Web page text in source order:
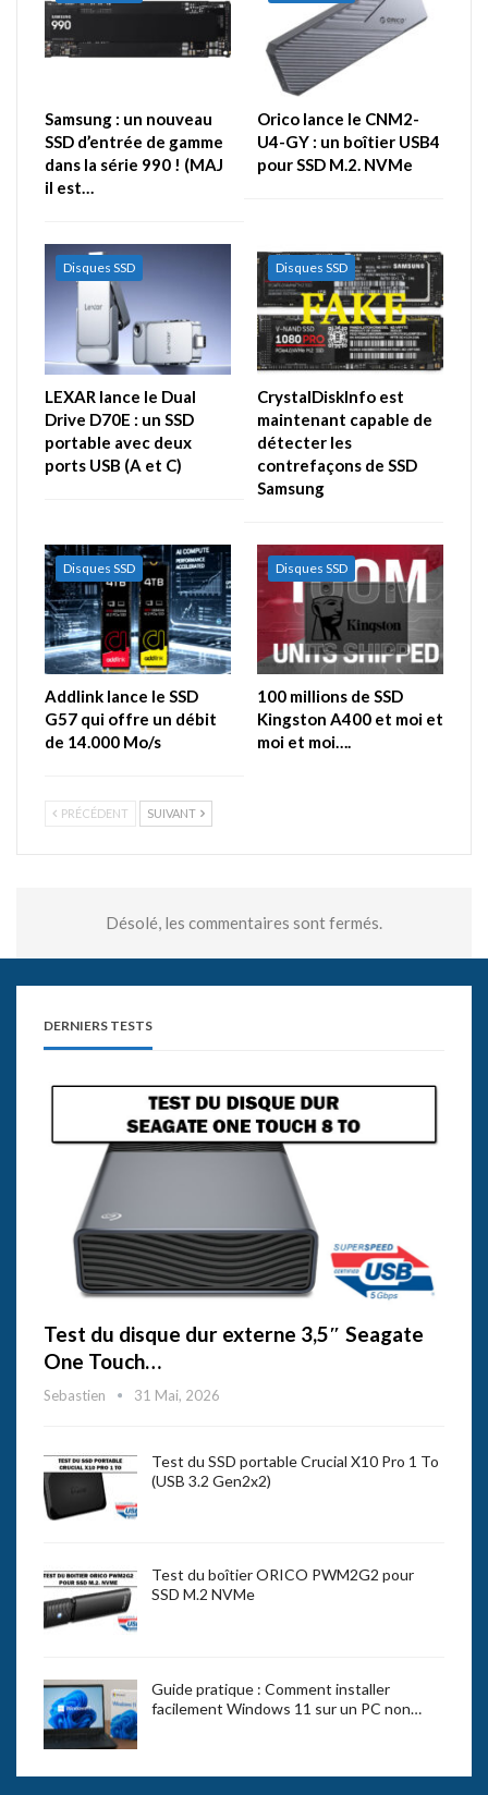
Samsung : un nouveau
SSD d’entrée de gamme
dans la série 990 ! (MAJ
il est…
Orico lance le CNM2-
U4-GY : un boîtier USB4
pour SSD M.2. NVMe
Disques SSD
LEXAR lance le Dual
Drive D70E : un SSD
portable avec deux
ports USB (A et C)
Disques SSD
CrystalDiskInfo est
maintenant capable de
détecter les
contrefaçons de SSD
Samsung
Disques SSD
Addlink lance le SSD
G57 qui offre un débit
de 14.000 Mo/s
Disques SSD
100 millions de SSD
Kingston A400 et moi et
moi et moi….
PRÉCÉDENT SUIVANT
Désolé, les commentaires sont fermés.
DERNIERS TESTS
Test du disque dur externe 3,5″ Seagate
One Touch…
Sebastien 31 Mai, 2026
Test du SSD portable Crucial X10 Pro 1 To
(USB 3.2 Gen2x2)
Test du boîtier ORICO PWM2G2 pour
SSD M.2 NVMe
Guide pratique : Comment installer
facilement Windows 11 sur un PC non…